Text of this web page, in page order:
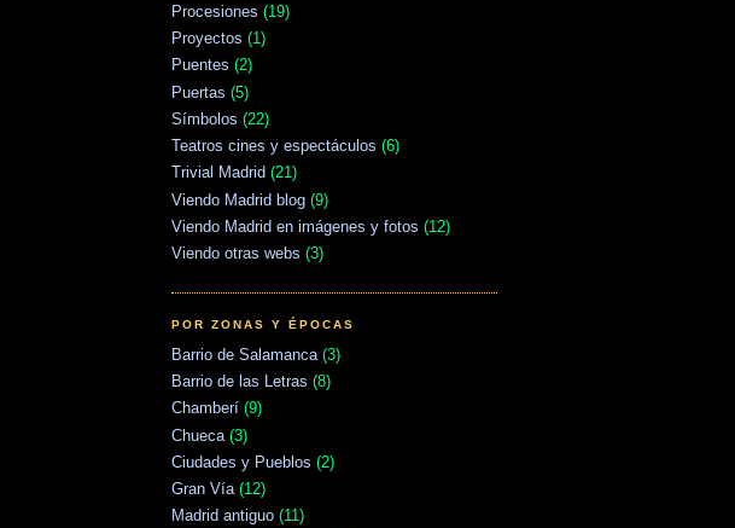
Procesiones (19)
Proyectos (1)
Puentes (2)
Puertas (5)
Símbolos (22)
Teatros cines y espectáculos (6)
Trivial Madrid (21)
Viendo Madrid blog (9)
Viendo Madrid en imágenes y fotos (12)
Viendo otras webs (3)
POR ZONAS Y ÉPOCAS
Barrio de Salamanca (3)
Barrio de las Letras (8)
Chamberí (9)
Chueca (3)
Ciudades y Pueblos (2)
Gran Vía (12)
Madrid antiguo (11)